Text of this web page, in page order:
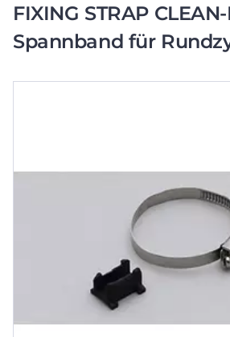
FIXING STRAP
Spannband für